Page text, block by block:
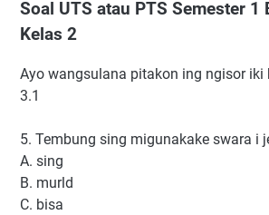
Soal UTS atau PTS Semester 1
Kelas 2
Ayo wangsulana pitakon ing ngisor iki
3.1
5. Tembung sing migunakake swara i
A. sing
B. murld
C. bisa